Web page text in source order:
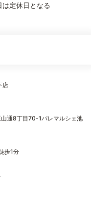
定休日となる
店
通8丁目70-1パレマルシェ池
歩1分